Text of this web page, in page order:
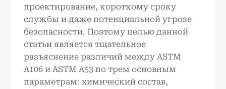
проектирование, короткому сроку
службы и даже потенциальной угрозе
безопасности. Поэтому целью данной
статьи является тщательное
разъяснение различий между ASTM
A106 и ASTM A53 по трем основным
параметрам: химический состав,